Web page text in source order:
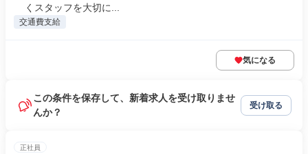
くスタッフを大切に...
交通費支給
気になる
この条件を保存して、新着求人を受け取りませ
んか？
受け取る
正社員